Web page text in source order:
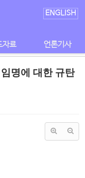
ENGLISH
자료 언론기사
명에 대한 규탄